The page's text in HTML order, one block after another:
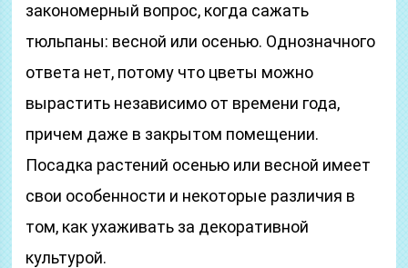
закономерный вопрос, когда сажать
тюльпаны: весной или осенью. Однозначного
ответа нет, потому что цветы можно
вырастить независимо от времени года,
причем даже в закрытом помещении.
Посадка растений осенью или весной имеет
свои особенности и некоторые различия в
том, как ухаживать за декоративной
культурой.